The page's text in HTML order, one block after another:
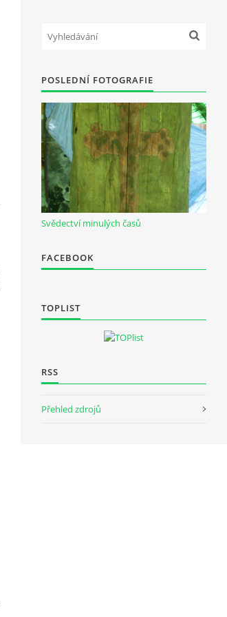
POSLEDNÍ FOTOGRAFIE
Svědectví minulých časů
FACEBOOK
TOPLIST
RSS
Přehled zdrojů